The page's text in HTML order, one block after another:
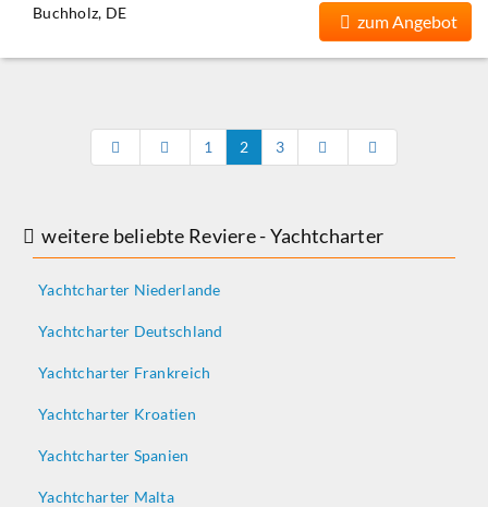
Buchholz, DE zum Angebot
1 2 3
weitere beliebte Reviere - Yachtcharter
Yachtcharter Niederlande
Yachtcharter Deutschland
Yachtcharter Frankreich
Yachtcharter Kroatien
Yachtcharter Spanien
Yachtcharter Malta